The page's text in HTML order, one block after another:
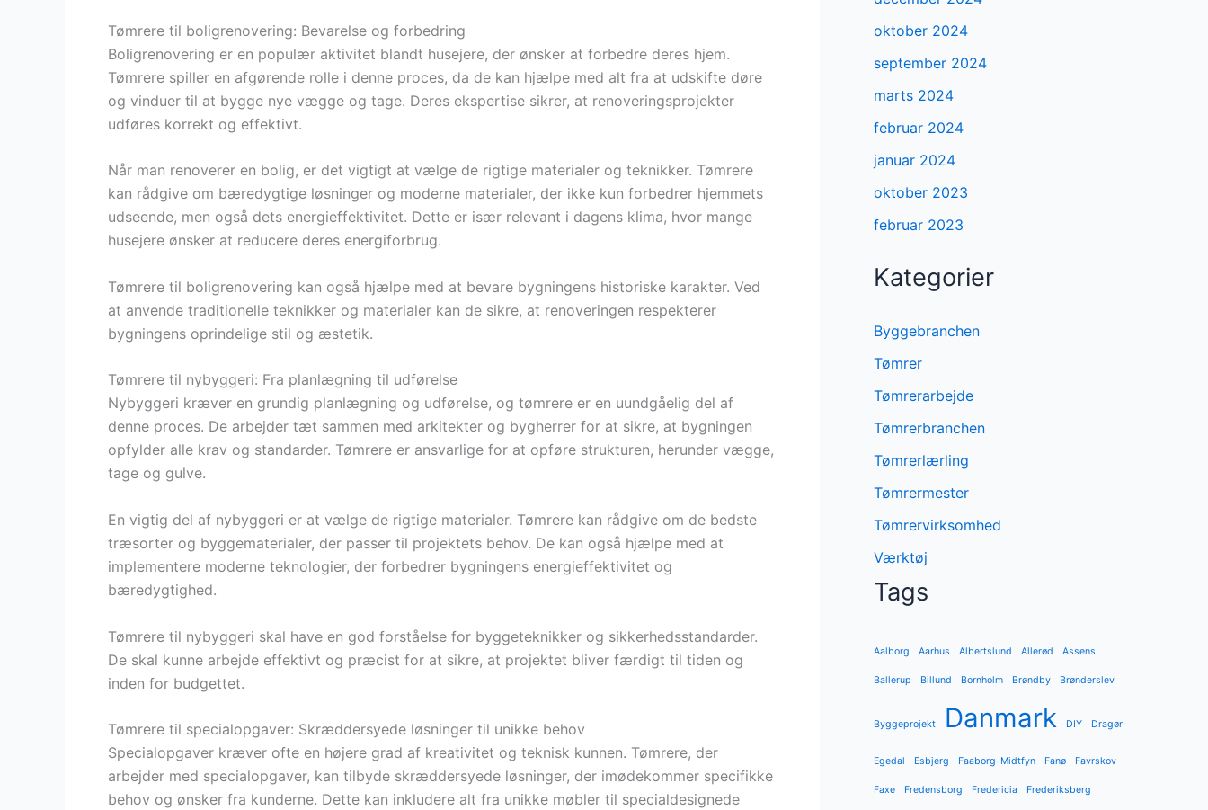
Tømrere til boligrenovering: Bevarelse og forbedring
Boligrenovering er en populær aktivitet blandt husejere, der ønsker at forbedre deres hjem.
Tømrere spiller en afgørende rolle i denne proces, da de kan hjælpe med alt fra at udskifte døre
og vinduer til at bygge nye vægge og tage. Deres ekspertise sikrer, at renoveringsprojekter
udføres korrekt og effektivt.
Når man renoverer en bolig, er det vigtigt at vælge de rigtige materialer og teknikker. Tømrere
kan rådgive om bæredygtige løsninger og moderne materialer, der ikke kun forbedrer hjemmets
udseende, men også dets energieffektivitet. Dette er især relevant i dagens klima, hvor mange
husejere ønsker at reducere deres energiforbrug.
Tømrere til boligrenovering kan også hjælpe med at bevare bygningens historiske karakter. Ved
at anvende traditionelle teknikker og materialer kan de sikre, at renoveringen respekterer
bygningens oprindelige stil og æstetik.
Tømrere til nybyggeri: Fra planlægning til udførelse
Nybyggeri kræver en grundig planlægning og udførelse, og tømrere er en uundgåelig del af
denne proces. De arbejder tæt sammen med arkitekter og bygherrer for at sikre, at bygningen
opfylder alle krav og standarder. Tømrere er ansvarlige for at opføre strukturen, herunder vægge,
tage og gulve.
En vigtig del af nybyggeri er at vælge de rigtige materialer. Tømrere kan rådgive om de bedste
træsorter og byggematerialer, der passer til projektets behov. De kan også hjælpe med at
implementere moderne teknologier, der forbedrer bygningens energieffektivitet og
bæredygtighed.
Tømrere til nybyggeri skal have en god forståelse for byggeteknikker og sikkerhedsstandarder.
De skal kunne arbejde effektivt og præcist for at sikre, at projektet bliver færdigt til tiden og
inden for budgettet.
Tømrere til specialopgaver: Skræddersyede løsninger til unikke behov
Specialopgaver kræver ofte en højere grad af kreativitet og teknisk kunnen. Tømrere, der
arbejder med specialopgaver, kan tilbyde skræddersyede løsninger, der imødekommer specifikke
behov og ønsker fra kunderne. Dette kan inkludere alt fra unikke møbler til specialdesignede
oktober 2024
september 2024
marts 2024
februar 2024
januar 2024
oktober 2023
februar 2023
Kategorier
Byggebranchen
Tømrer
Tømrerarbejde
Tømrerbranchen
Tømrerlærling
Tømrermester
Tømrervirksomhed
Værktøj
Tags
Aalborg Aarhus Albertslund Allerød Assens
Ballerup Billund Bornholm Brøndby Brønderslev
Byggeprojekt Danmark DIY Dragør
Egedal Esbjerg Faaborg-Midtfyn Fanø Favrskov
Faxe Fredensborg Fredericia Frederiksberg